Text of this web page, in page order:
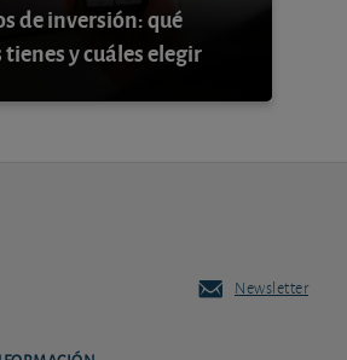
de inversión: qué
y cuáles elegir
Newsletter